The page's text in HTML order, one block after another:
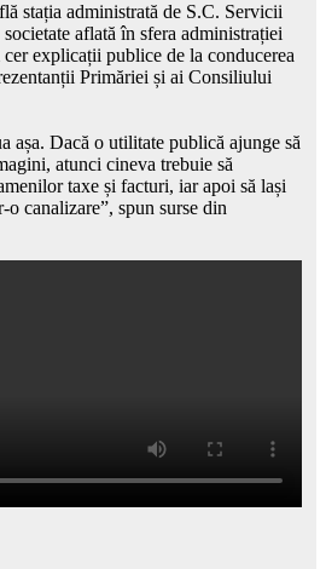
stația administrată de S.C. Servicii
aflată în sfera administrației
explicații publice de la conducerea
Primăriei și ai Consiliului
așa. Dacă o utilitate publică ajunge să
atunci cineva trebuie să
taxe și facturi, iar apoi să lași
canalizare”, spun surse din